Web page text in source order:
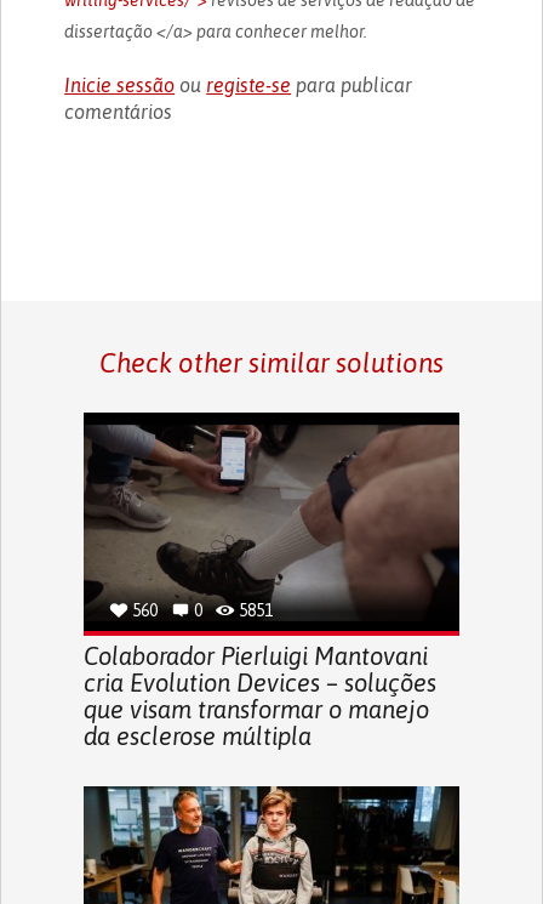
dissertação </a> para conhecer melhor.
Inicie sessão ou registe-se para publicar
comentários
Check other similar solutions
560 0 5851
Colaborador Pierluigi Mantovani
cria Evolution Devices – soluções
que visam transformar o manejo
da esclerose múltipla